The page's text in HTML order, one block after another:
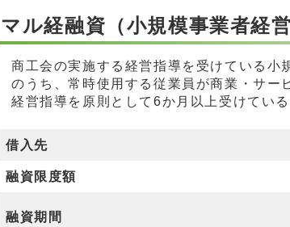
マル経融資（小規模事業者経営
商工会の実施する経営指導を受けている
のうち、常時使用する従業員が商業・サ
経営指導を原則として6か月以上受けてい
借入先
融資限度額
融資期間